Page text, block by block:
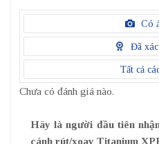
điểm
1
điểm
Có
Đã
Tất cả
Chưa có đánh giá nào.
Hãy là người đầu tiên
cánh rút/xoay Titanium